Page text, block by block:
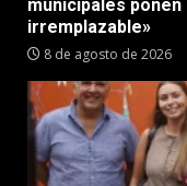
municipales
irremplazable»
8 de agosto de 2026